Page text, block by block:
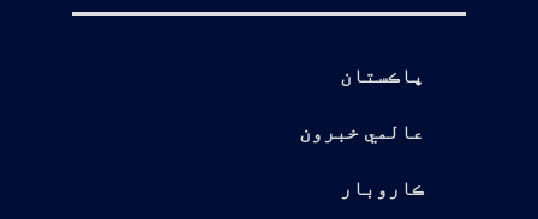
پاڪستان
عالمي خبرون
ڪاروبار